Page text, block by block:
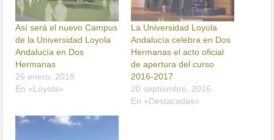
Así será el nuevo Campus
de la Universidad Loyola
Andalucía en Dos
Hermanas
26 enero, 2018
En «Loyola»
La Universidad Loyola
Andalucía celebra en Dos
Hermanas el acto oficial
de apertura del curso
2016-2017
20 septiembre, 2016
En «Destacadas»